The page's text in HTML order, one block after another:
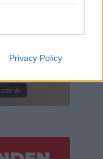
Privacy Policy